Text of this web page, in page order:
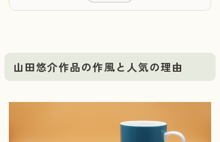
山田悠介作品の作風と人気の理由